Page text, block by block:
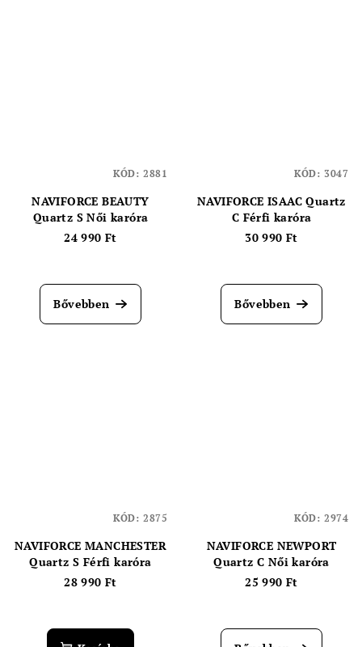
NAVIFORCE BEAUTY
Quartz S Női karóra
24 990 Ft
Bővebben
KÓD: 2881
NAVIFORCE ISAAC Quartz
C Férfi karóra
30 990 Ft
termék
átlagos
értékelése
Bővebben
KÓD: 3047
NAVIFORCE MANCHESTER
Quartz S Férfi karóra
28 990 Ft
KÓD: 2875
NAVIFORCE NEWPORT
Quartz C Női karóra
25 990 Ft
KÓD: 2974